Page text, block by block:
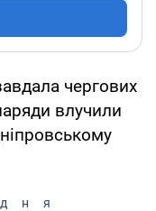
чергових
влучили